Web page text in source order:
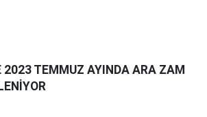
2023 TEMMUZ AYINDA ARA ZAM